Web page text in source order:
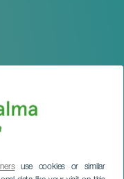
use cookies or similar